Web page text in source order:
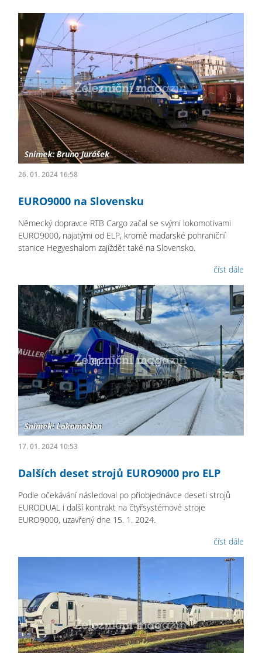
26. 01. 2024 16:58
EURO9000 na Slovensku
Německý dopravce RTB Cargo začal se svými lokomotivami
EURO9000, najatými od ELP, kromě maďarské pohraniční
stanice Hegyeshalom zajíždět také na Slovensko.
číst dále
17. 01. 2024 10:53
Dalších deset strojů EURO9000 pro ELP
Podle očekávání následoval po přiobjednávce deseti strojů
EURODUAL i další kontrakt na čtyřsystémové stroje
EURO9000, uzavřený dne 15. 1. 2024.
číst dále